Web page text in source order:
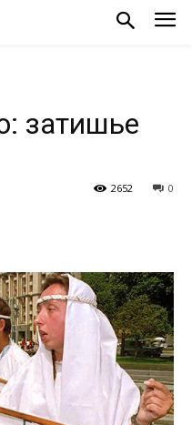
затишье
0
2652